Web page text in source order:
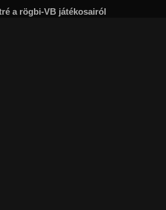
a rögbi-VB játékosairól